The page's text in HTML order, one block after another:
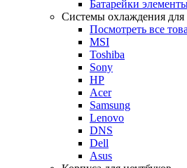
Батарейки
Системы охлаждения для
Посмотреть все
MSI
Toshiba
Sony
HP
Acer
Samsung
Lenovo
DNS
Dell
Asus